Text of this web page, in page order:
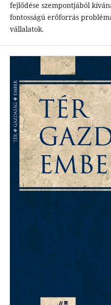
fejlődése szempontjából
fontosságú erőforrás
vállalatok.